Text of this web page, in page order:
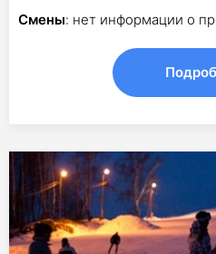
Смены: нет информации о